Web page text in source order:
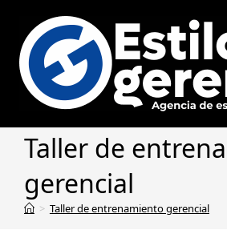
Taller de
gerencial
> Taller de entrenamiento gerencial